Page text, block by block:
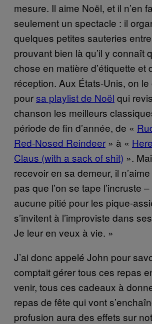
mesure. Il aime Noël, et il n’en
seulement un spectacle : il
quelques petites sauteries
prouvant bien là qu’il y connaît
chose en matière d’étiquette et
réception. Aux États-Unis, on
poursa playlist de Noël qui
chanson les meilleurs
période de fin d’année, de «
Red-Nosed Reindeer » à «
Claus (with a sack of shit) ».
recevoir en sa demeur, il
pas que l’on se tape l’incruste
aucune pitié pour les pique-
s’invitent à l’improviste dans
Je leur en veux à vie. »
J’ai donc appelé John pour
comptait gérer tous ces repas
venir, tous ces cadeaux à
repas de fête qui vont
profusion aura des effets sur